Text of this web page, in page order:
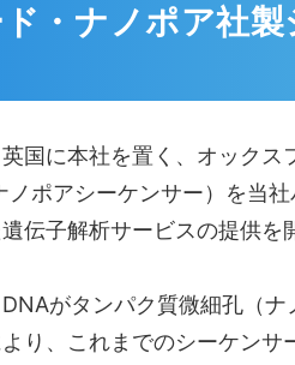
・ナノポア社
国に本社を置く、オック
ポアシーケンサー）を当
伝子解析サービスの提供を
がタンパク質微細孔（
り、これまでのシーケン